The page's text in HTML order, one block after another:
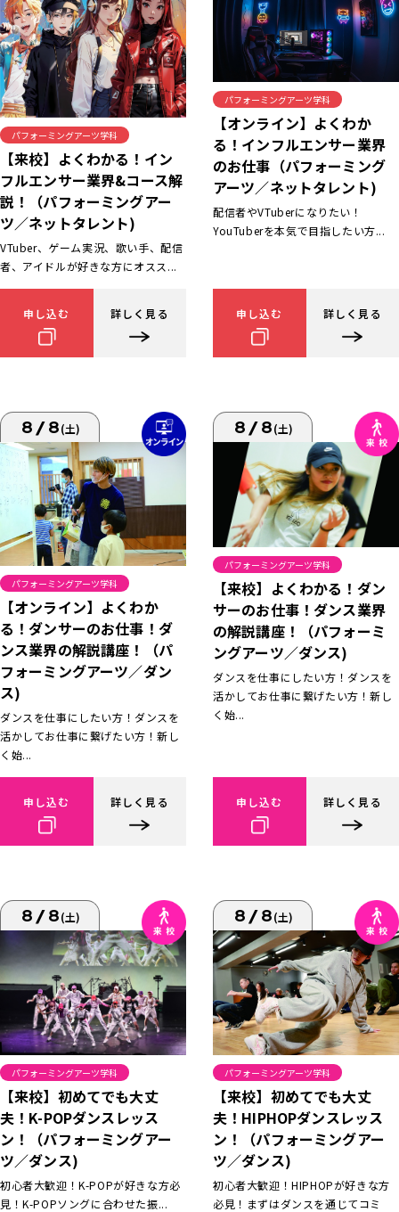
パフォーミングアーツ学科
【来校】よくわかる！イン
フルエンサー業界&コース解
説！（パフォーミングアー
ツ／ネットタレント)
VTuber、ゲーム実況、歌い手、配信
者、アイドルが好きな方にオスス...
申し込む 詳しく見る
パフォーミングアーツ学科
【オンライン】よくわか
る！インフルエンサー業界
のお仕事（パフォーミング
アーツ／ネットタレント)
配信者やVTuberになりたい！
YouTuberを本気で目指したい方...
申し込む 詳しく見る
8/8(土)
パフォーミングアーツ学科
【オンライン】よくわか
る！ダンサーのお仕事！ダ
ンス業界の解説講座！（パ
フォーミングアーツ／ダン
ス)
ダンスを仕事にしたい方！ダンスを
活かしてお仕事に繋げたい方！新し
く始...
申し込む 詳しく見る
8/8(土)
パフォーミングアーツ学科
【来校】よくわかる！ダン
サーのお仕事！ダンス業界
の解説講座！（パフォーミ
ングアーツ／ダンス)
ダンスを仕事にしたい方！ダンスを
活かしてお仕事に繋げたい方！新し
く始...
申し込む 詳しく見る
8/8(土)
パフォーミングアーツ学科
【来校】初めてでも大丈
夫！K-POPダンスレッス
ン！（パフォーミングアー
ツ／ダンス)
初心者大歓迎！K-POPが好きな方必
見！K-POPソングに合わせた振...
8/8(土)
パフォーミングアーツ学科
【来校】初めてでも大丈
夫！HIPHOPダンスレッス
ン！（パフォーミングアー
ツ／ダンス)
初心者大歓迎！HIPHOPが好きな方
必見！まずはダンスを通じてコミ